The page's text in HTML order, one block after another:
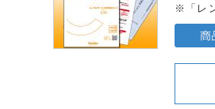
※「レ